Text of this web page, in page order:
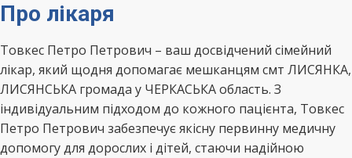
Про лікаря
Товкес Петро Петрович – ваш досвідчений сімейний
лікар, який щодня допомагає мешканцям смт ЛИСЯНКА,
ЛИСЯНСЬКА громада у ЧЕРКАСЬКА область. З
індивідуальним підходом до кожного пацієнта, Товкес
Петро Петрович забезпечує якісну первинну медичну
допомогу для дорослих і дітей, стаючи надійною